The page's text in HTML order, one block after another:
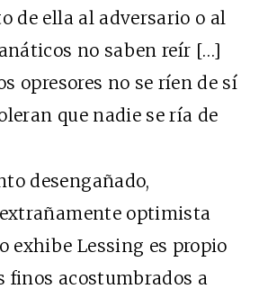
de ella al adversario o al
no saben reír […]
opresores no se ríen de sí
que nadie se ría de
desengañado,
optimista
exhibe Lessing es propio
finos acostumbrados a